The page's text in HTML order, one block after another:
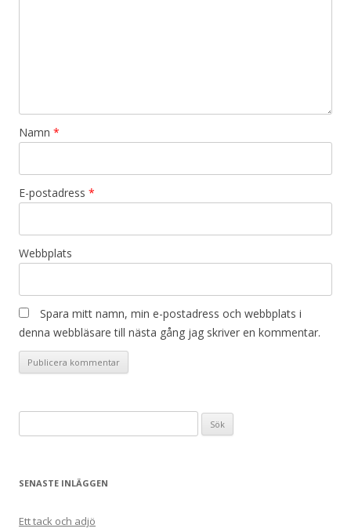
Namn *
E-postadress *
Webbplats
Spara mitt namn, min e-postadress och webbplats i
denna webbläsare till nästa gång jag skriver en kommentar.
efter:
SENASTE INLÄGGEN
Ett tack och adjö